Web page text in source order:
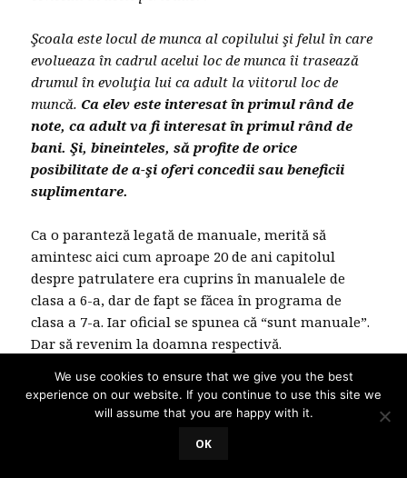
Şcoala este locul de munca al copilului şi felul în care
evolueaza în cadrul acelui loc de munca îi trasează
drumul în evoluţia lui ca adult la viitorul loc de
muncă. Ca elev este interesat în primul rând de
note, ca adult va fi interesat în primul rând de
bani. Şi, bineinteles, să profite de orice
posibilitate de a-şi oferi concedii sau beneficii
suplimentare.
Ca o paranteză legată de manuale, merită să
amintesc aici cum aproape 20 de ani capitolul
despre patrulatere era cuprins în manualele de
clasa a 6-a, dar de fapt se făcea în programa de
clasa a 7-a. Iar oficial se spunea că “sunt manuale”.
Dar să revenim la doamna respectivă.
UAU! Acestea sunt gândurile unei d-ne profesoare
ieşită la pensie, ce a apucat să cunoască şi să
ocean. Pentru cine se miră de ce este societatea
We use cookies to ensure that we give you the best
experience on our website. If you continue to use this site we
will assume that you are happy with it.
OK